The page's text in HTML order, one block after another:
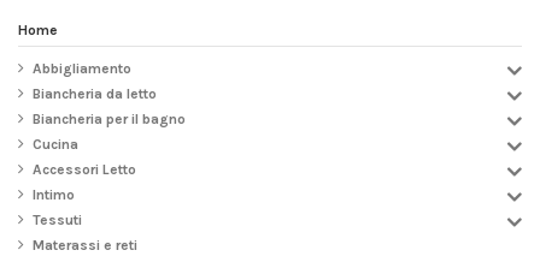
Home
Abbigliamento
Biancheria da letto
Biancheria per il bagno
Cucina
Accessori Letto
Intimo
Tessuti
Materassi e reti